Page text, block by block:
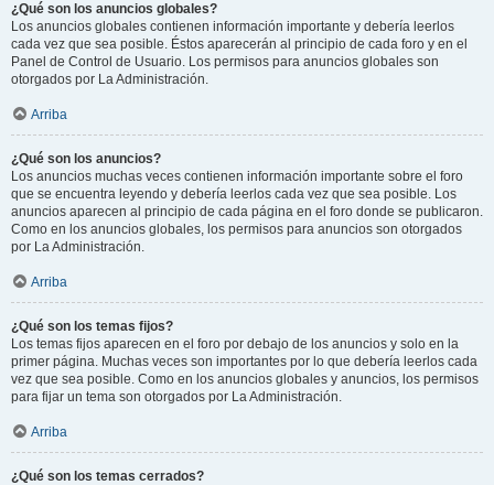
¿Qué son los anuncios globales?
Los anuncios globales contienen información importante y debería leerlos
cada vez que sea posible. Éstos aparecerán al principio de cada foro y en el
Panel de Control de Usuario. Los permisos para anuncios globales son
otorgados por La Administración.
Arriba
¿Qué son los anuncios?
Los anuncios muchas veces contienen información importante sobre el foro
que se encuentra leyendo y debería leerlos cada vez que sea posible. Los
anuncios aparecen al principio de cada página en el foro donde se publicaron.
Como en los anuncios globales, los permisos para anuncios son otorgados
por La Administración.
Arriba
¿Qué son los temas fijos?
Los temas fijos aparecen en el foro por debajo de los anuncios y solo en la
primer página. Muchas veces son importantes por lo que debería leerlos cada
vez que sea posible. Como en los anuncios globales y anuncios, los permisos
para fijar un tema son otorgados por La Administración.
Arriba
¿Qué son los temas cerrados?